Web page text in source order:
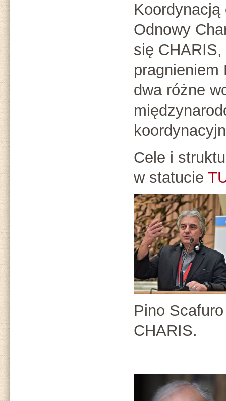
Koordynacją
Odnowy
się
pragnieniem
dwa różne
Cele i
w statucie
Pino
CHARIS.